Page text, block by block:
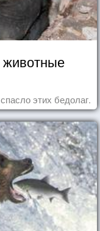
животные
этих бедолаг.